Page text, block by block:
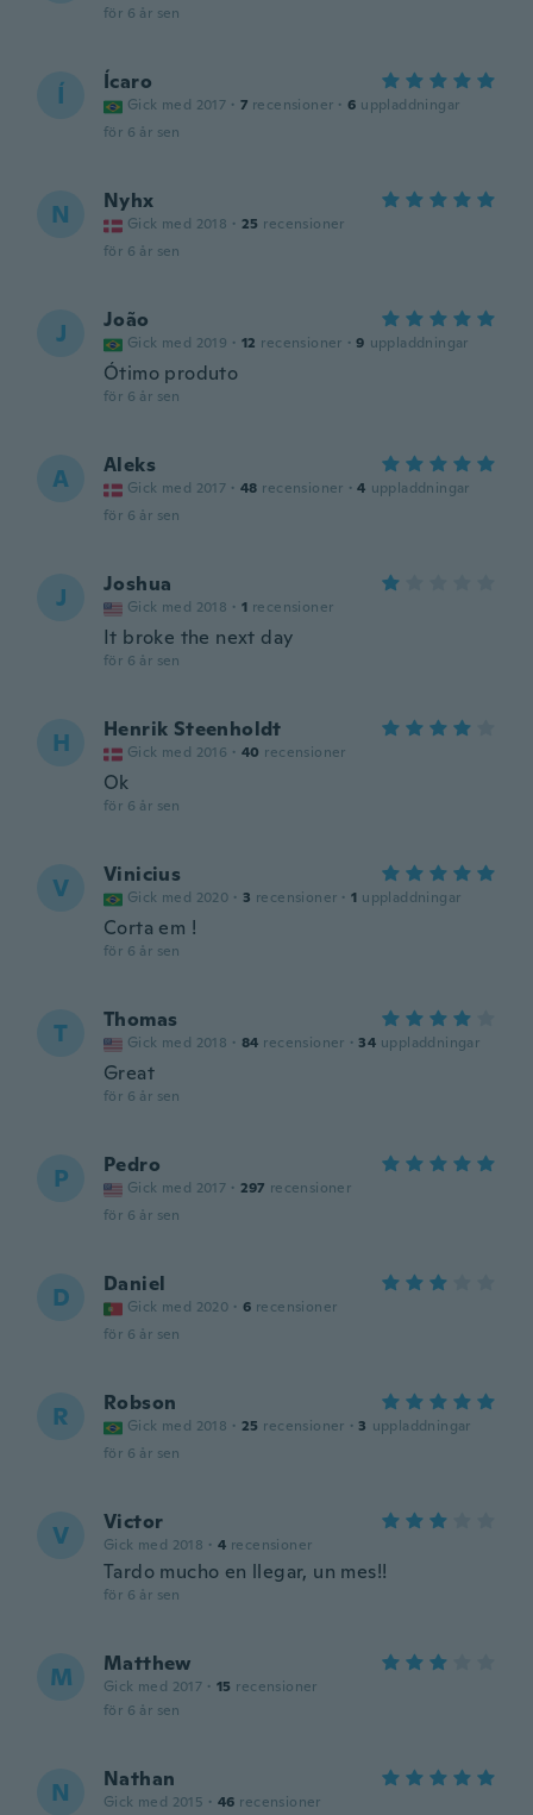
för 6 år sen
Í Ícaro
Gick med 2017 · 7 recensioner · 6 uppladdningar
för 6 år sen
N Nyhx
Gick med 2018 · 25 recensioner
för 6 år sen
J João
Gick med 2019 · 12 recensioner · 9 uppladdningar
Ótimo produto
för 6 år sen
A Aleks
Gick med 2017 · 48 recensioner · 4 uppladdningar
för 6 år sen
J Joshua
Gick med 2018 · 1 recensioner
It broke the next day
för 6 år sen
H Henrik Steenholdt
Gick med 2016 · 40 recensioner
Ok
för 6 år sen
V Vinicius
Gick med 2020 · 3 recensioner · 1 uppladdningar
Corta em !
för 6 år sen
T Thomas
Gick med 2018 · 84 recensioner · 34 uppladdningar
Great
för 6 år sen
P Pedro
Gick med 2017 · 297 recensioner
för 6 år sen
D Daniel
Gick med 2020 · 6 recensioner
för 6 år sen
R Robson
Gick med 2018 · 25 recensioner · 3 uppladdningar
för 6 år sen
V Victor
Gick med 2018 · 4 recensioner
Tardo mucho en llegar, un mes!!
för 6 år sen
M Matthew
Gick med 2017 · 15 recensioner
för 6 år sen
N Nathan
Gick med 2015 · 46 recensioner